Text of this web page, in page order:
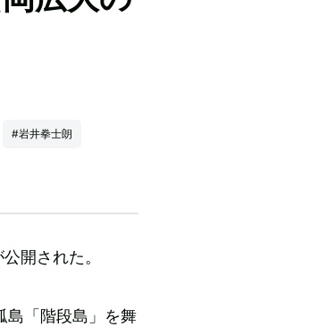
#岩井拳士朗
開された。
島「階段島」を舞